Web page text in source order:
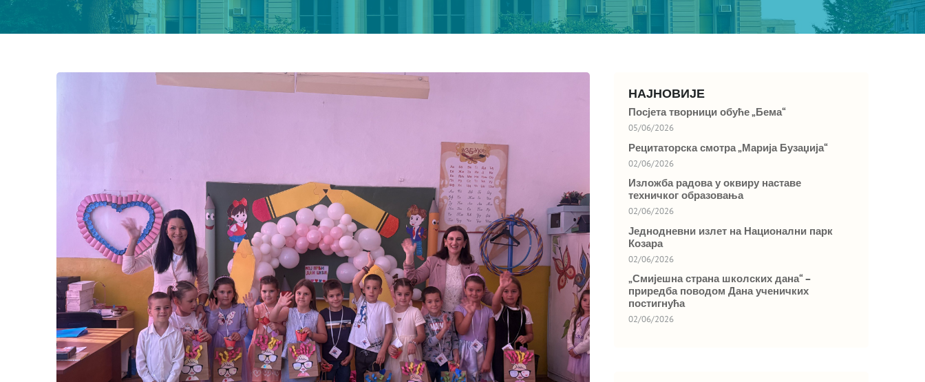
НАЈНОВИЈЕ
Посјета творници обуће „Бема“
05/06/2026
Рецитаторска смотра „Марија Бузаџија“
02/06/2026
Изложба радова у оквиру наставе
техничког образовања
02/06/2026
Једнодневни излет на Национални парк
Козара
02/06/2026
„Смијешна страна школских дана“ –
приредба поводом Дана ученичких
постигнућа
02/06/2026